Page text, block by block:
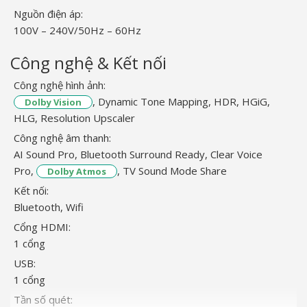
Nguồn điện áp:
100V – 240V/50Hz – 60Hz
Công nghệ & Kết nối
Công nghệ hình ảnh:
Dolby Vision
, Dynamic Tone Mapping, HDR, HGiG,
HLG, Resolution Upscaler
Công nghệ âm thanh:
AI Sound Pro, Bluetooth Surround Ready, Clear Voice
Pro,
Dolby Atmos
, TV Sound Mode Share
Kết nối:
Bluetooth, Wifi
Cổng HDMI:
1 cổng
USB:
1 cổng
Tần số quét: